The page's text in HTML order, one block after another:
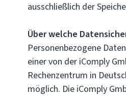
ausschließlich der
Über welche
Personenbezogene
einer von der iComply
Rechenzentrum in
möglich. Die iComply